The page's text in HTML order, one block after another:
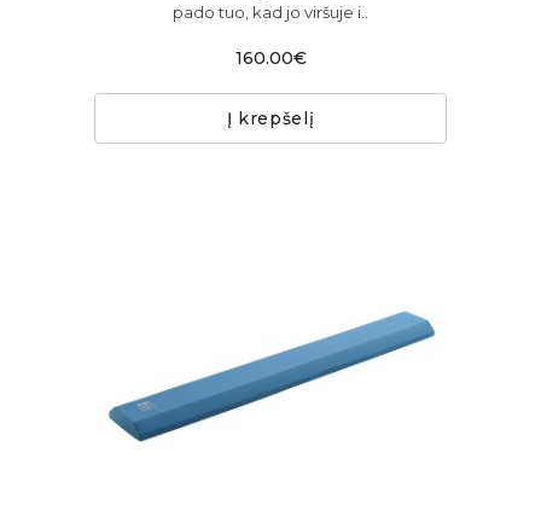
pado tuo, kad jo viršuje i..
160.00€
Į krepšelį